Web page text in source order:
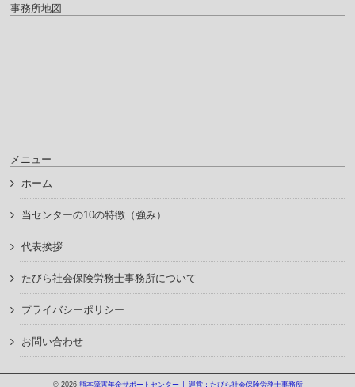
事務所地図
メニュー
ホーム
当センターの10の特徴（強み）
代表挨拶
たびら社会保険労務士事務所について
プライバシーポリシー
お問い合わせ
© 2026 熊本障害年金サポートセンター │ 運営：たびら社会保険労務士事務所